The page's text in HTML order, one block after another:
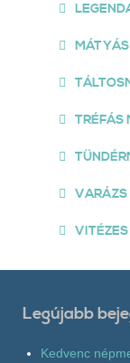
MÁTYÁS
TRÉFÁS
VARÁZS
Legújabb
Kedvenc